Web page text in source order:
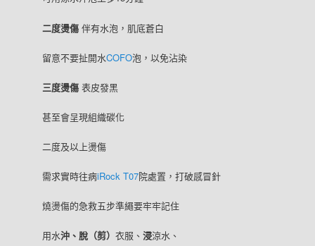
二度燙傷 伴有水泡，肌底蒼白
留意不要扯開水COFO泡，以免沾染
三度燙傷 表皮發黑
甚至會呈現組織碳化
二度及以上燙傷
需求實時往病iRock T07院處置，打破感冒針
燒燙傷的急救五步準繩要牢牢記住
用水沖、脫（剪）衣服、浸涼水、